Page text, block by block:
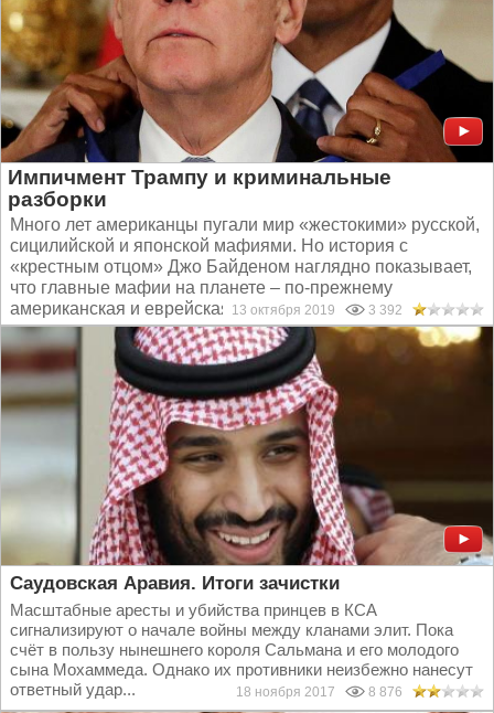
Импичмент Трампу и криминальные
разборки
Много лет американцы пугали мир «жестокими» русской,
сицилийской и японской мафиями. Но история с
«крестным отцом» Джо Байденом наглядно показывает,
что главные мафии на планете – по-прежнему
американская и еврейская...13 октября 2019 3 392
Саудовская Аравия. Итоги зачистки
Масштабные аресты и убийства принцев в КСА
сигнализируют о начале войны между кланами элит. Пока
счёт в пользу нынешнего короля Сальмана и его молодого
сына Мохаммеда. Однако их противники неизбежно нанесут
ответный удар...
18 ноября 2017 8 876